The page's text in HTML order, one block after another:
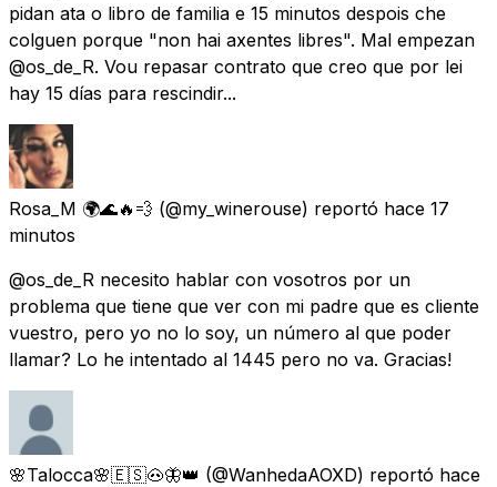
pidan ata o libro de familia e 15 minutos despois che
colguen porque "non hai axentes libres". Mal empezan
@os_de_R. Vou repasar contrato que creo que por lei
hay 15 días para rescindir...
Rosa_M 🌍🌊🔥💨 (@my_winerouse) reportó hace 17
minutos
@os_de_R necesito hablar con vosotros por un
problema que tiene que ver con mi padre que es cliente
vuestro, pero yo no lo soy, un número al que poder
llamar? Lo he intentado al 1445 pero no va. Gracias!
🌸Talocca🌸🇪🇸🐽🦋👑 (@WanhedaAOXD) reportó hace